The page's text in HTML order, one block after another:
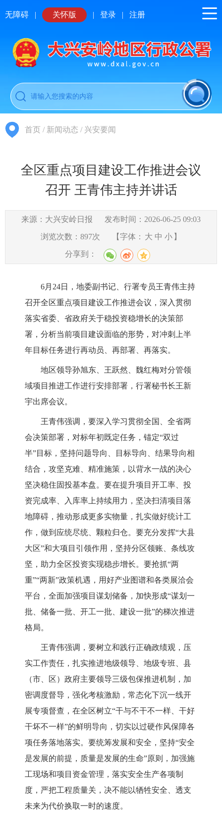
无障碍 | 关怀版 | 登录 | 注册
首页 / 新闻动态 / 兴安要闻
全区重点项目建设工作推进会议
召开 王青伟主持并讲话
来源：大兴安岭日报 发布时间：2026-06-25 09:03
浏览次数： 897次 【字体： 大 中 小 】
分享到：
6月24日， 地委副书记、 行署专员王青伟主持
召开全区重点项目建设工作推进会议 ， 深入贯彻
落实省委、省政府关于稳投资稳增长的决策部
署，分析当前项目建设面临的形势，对冲刺上半
年目标任务进行再动员、再部署、再落实。
地区领导孙旭东、王跃然、魏红梅对分管领
域项目推进工作进行安排部署，行署秘书长王新
宇出席会议。
王青伟强调 ， 要深入学习贯彻全国、全省两
会决策部署，对标年初既定任务，锚定“双过
半”目标，坚持问题导向、目标导向、结果导向相
结合，攻坚克难、精准施策， 以背水一战的决心
坚决稳住固投基本盘。要在提升项目开工率、投
资完成率、入库率上持续用力，坚决扫清项目落
地障碍，推动形成更多实物量，扎实做好统计工
作，做到应统尽统、颗粒归仓。要充分发挥“大县
大区”和大项目引领作用，坚持分区领账、条线攻
坚，助力全区投资实现稳步增长。要抢抓“两
重”“两新”政策机遇，用好产业图谱和各类展洽会
平台， 全面加强项目谋划储备，加快形成“谋划一
批、储备一批、开工一批、建设一批”的梯次推进
格局。
王青伟强调，要树立和践行正确政绩观，压
实工作责任， 扎实推进地级领导、地级专班、县
（市、区）政府主要领导三级包保推进机制，加
密调度督导 ， 强化考核激励，常态化下沉一线开
展专项督查 ，在全区树立“干与不干不一样、干好
干坏不一样”的鲜明导向 ，切实以过硬作风保障各
项任务落地落实。 要统筹发展和安全，坚持“安全
是发展的前提，质量是发展的生命”原则，加强施
工现场和项目资金管理，落实安全生产各项制
度，严把工程质量关，决不能以牺牲安全、透支
未来为代价换取一时的速度。